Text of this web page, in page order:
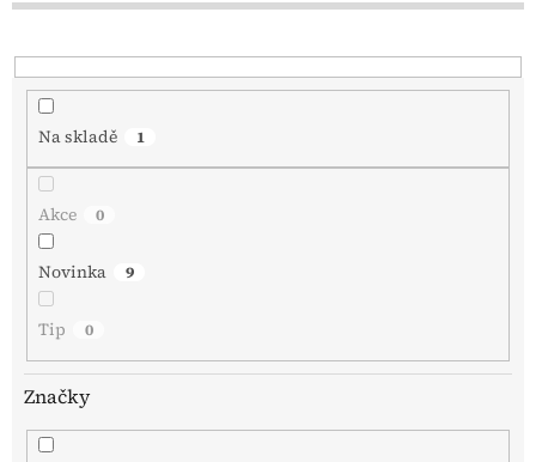
k
t
Na skladě 1
Akce 0
Novinka 9
Tip 0
Značky